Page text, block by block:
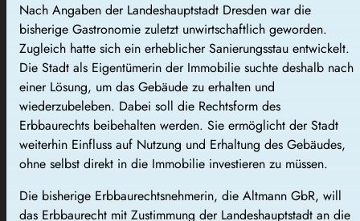
Nach Angaben der Landeshauptstadt Dresden war die
bisherige Gastronomie zuletzt unwirtschaftlich geworden.
Zugleich hatte sich ein erheblicher Sanierungsstau entwickelt.
Die Stadt als Eigentümerin der Immobilie suchte deshalb nach
einer Lösung, um das Gebäude zu erhalten und
wiederzubeleben. Dabei soll die Rechtsform des
Erbbaurechts beibehalten werden. Sie ermöglicht der Stadt
weiterhin Einfluss auf Nutzung und Erhaltung des Gebäudes,
ohne selbst direkt in die Immobilie investieren zu müssen.
Die bisherige Erbbaurechtsnehmerin, die Altmann GbR, will
das Erbbaurecht mit Zustimmung der Landeshauptstadt an die